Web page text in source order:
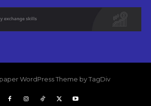
WordPress Theme by TagDiv